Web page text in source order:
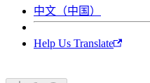
中文（中国）
Help Us Translate